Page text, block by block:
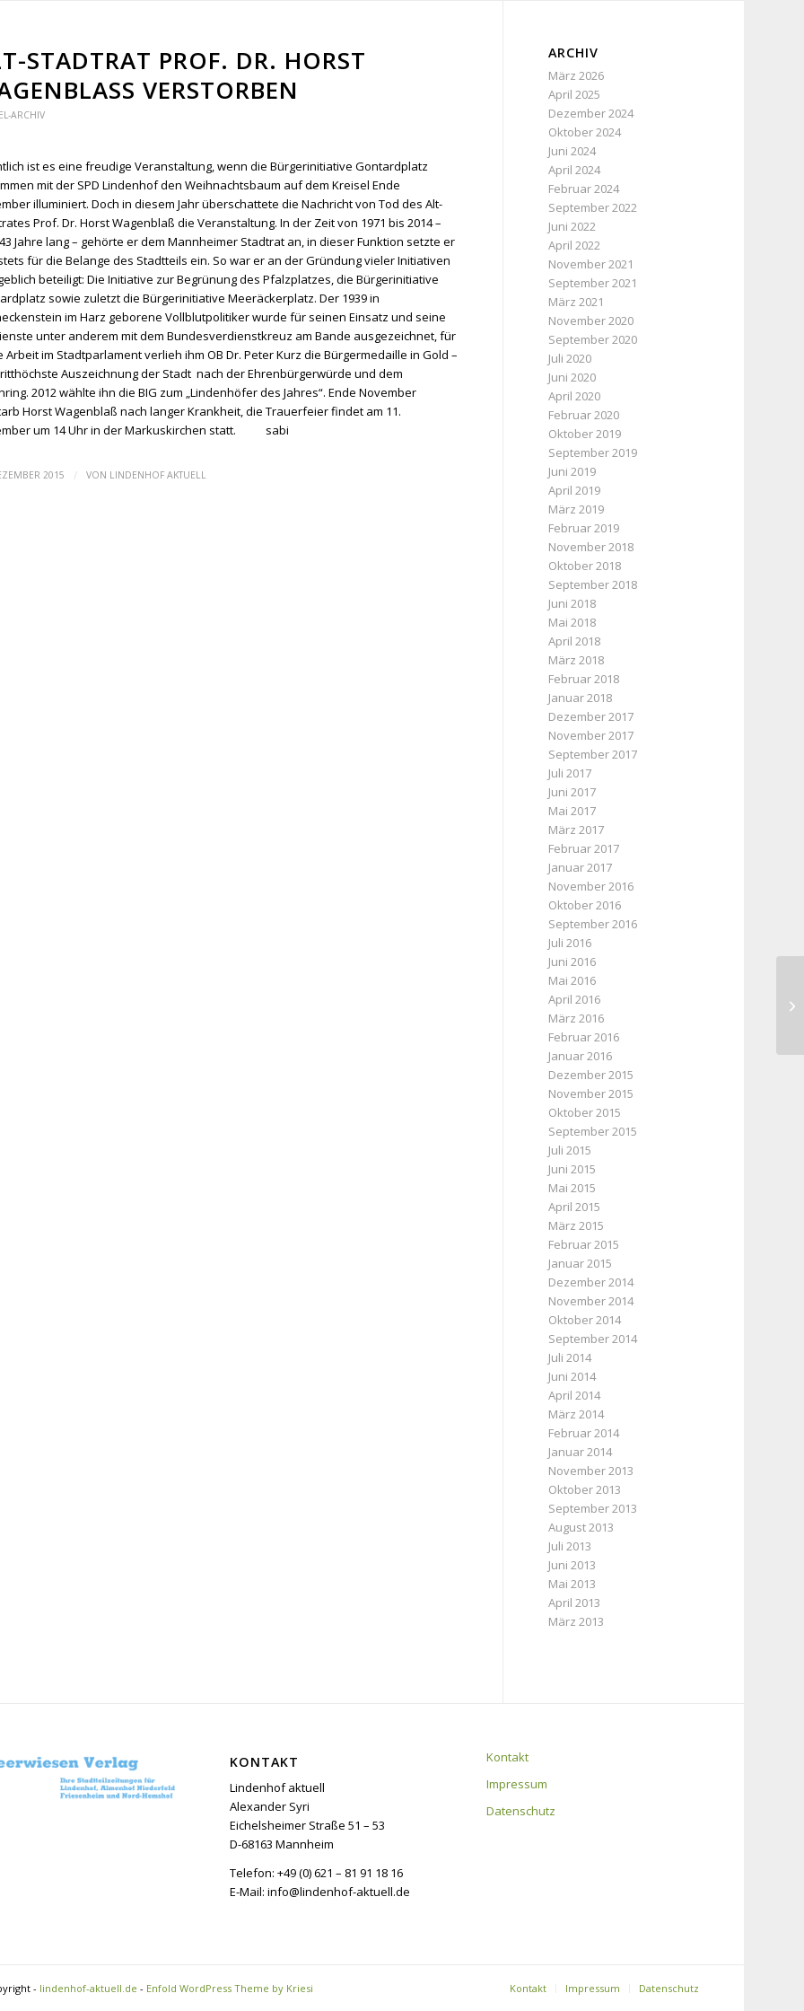
STADTRAT PROF. DR. HORST
VERSTORBEN
ARCHIV
ist es eine freudige Veranstaltung, wenn die Bürgerinitiative Gontardplatz
mit der SPD Lindenhof den Weihnachtsbaum auf dem Kreisel Ende
illuminiert. Doch in diesem Jahr überschattete die Nachricht von Tod des Alt-
Prof. Dr. Horst Wagenblaß die Veranstaltung. In der Zeit von 1971 bis 2014 –
Jahre lang – gehörte er dem Mannheimer Stadtrat an, in dieser Funktion setzte er
für die Belange des Stadtteils ein. So war er an der Gründung vieler Initiativen
beteiligt: Die Initiative zur Begrünung des Pfalzplatzes, die Bürgerinitiative
sowie zuletzt die Bürgerinitiative Meeräckerplatz. Der 1939 in
im Harz geborene Vollblutpolitiker wurde für seinen Einsatz und seine
unter anderem mit dem Bundesverdienstkreuz am Bande ausgezeichnet, für
Arbeit im Stadtparlament verlieh ihm OB Dr. Peter Kurz die Bürgermedaille in Gold –
Auszeichnung der Stadt nach der Ehrenbürgerwürde und dem
2012 wählte ihn die BIG zum „Lindenhöfer des Jahres“. Ende November
Horst Wagenblaß nach langer Krankheit, die Trauerfeier findet am 11.
um 14 Uhr in der Markuskirchen statt. sabi
2015 / VON LINDENHOF AKTUELL
ARCHIV
März 2026
April 2025
Dezember 2024
Oktober 2024
Juni 2024
April 2024
Februar 2024
September 2022
Juni 2022
April 2022
November 2021
September 2021
März 2021
November 2020
September 2020
Juli 2020
Juni 2020
April 2020
Februar 2020
Oktober 2019
September 2019
Juni 2019
April 2019
März 2019
Februar 2019
November 2018
Oktober 2018
September 2018
Juni 2018
Mai 2018
April 2018
März 2018
Februar 2018
Januar 2018
Dezember 2017
November 2017
September 2017
Juli 2017
Juni 2017
Mai 2017
März 2017
Februar 2017
Januar 2017
November 2016
Oktober 2016
September 2016
Juli 2016
Juni 2016
Mai 2016
April 2016
März 2016
Februar 2016
Januar 2016
Dezember 2015
November 2015
Oktober 2015
September 2015
Juli 2015
Juni 2015
Mai 2015
April 2015
März 2015
Februar 2015
Januar 2015
Dezember 2014
November 2014
Oktober 2014
September 2014
Juli 2014
Juni 2014
April 2014
März 2014
Februar 2014
Januar 2014
November 2013
Oktober 2013
September 2013
August 2013
Juli 2013
Juni 2013
Mai 2013
April 2013
März 2013
KONTAKT
Lindenhof aktuell
Alexander Syri
Eichelsheimer Straße 51 – 53
D-68163 Mannheim
Telefon: +49 (0) 621 – 81 91 18 16
E-Mail: info@lindenhof-aktuell.de
Kontakt
Impressum
Datenschutz
- lindenhof-aktuell.de - Enfold WordPress Theme by Kriesi Kontakt Impressum Datenschutz